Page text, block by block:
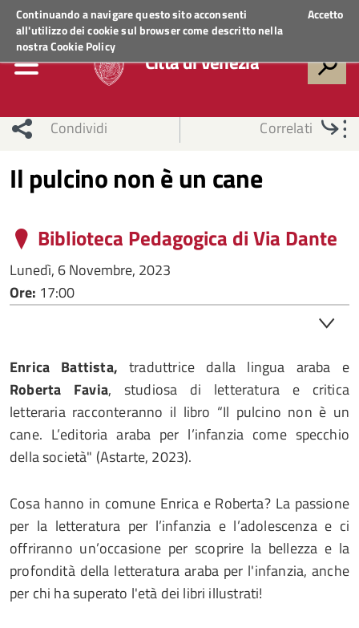
Continuando a navigare questo sito acconsenti
all'utilizzo dei cookie sul browser come descritto nella
nostraCookie Policy
Accetto
Regione VenetoACCEDI AI SERVIZI
Città di Venezia
Condividi Correlati
Il pulcino non è un cane
Biblioteca Pedagogica di Via Dante
Lunedì, 6 Novembre, 2023
Ore: 17:00
Enrica Battista, traduttrice dalla lingua araba e
Roberta Favia, studiosa di letteratura e critica
letteraria racconteranno il libro “Il pulcino non è un
cane. L’editoria araba per l’infanzia come specchio
della società" (Astarte, 2023).
Cosa hanno in comune Enrica e Roberta? La passione
per la letteratura per l’infanzia e l’adolescenza e ci
offriranno un’occasione per scoprire la bellezza e la
profondità della letteratura araba per l'infanzia, anche
per chi ha superato l'età dei libri illustrati!